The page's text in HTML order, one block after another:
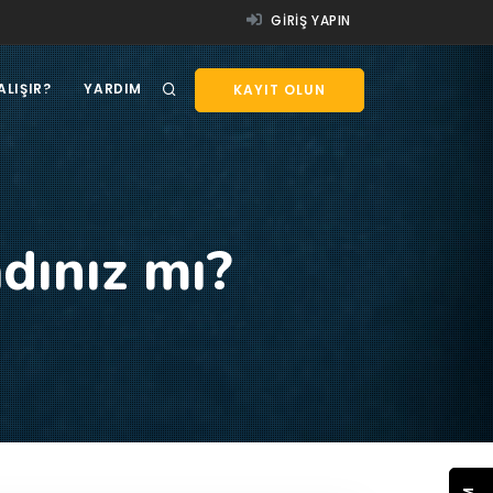
GIRIŞ YAPIN
KAYIT OLUN
YARDIM
mı?